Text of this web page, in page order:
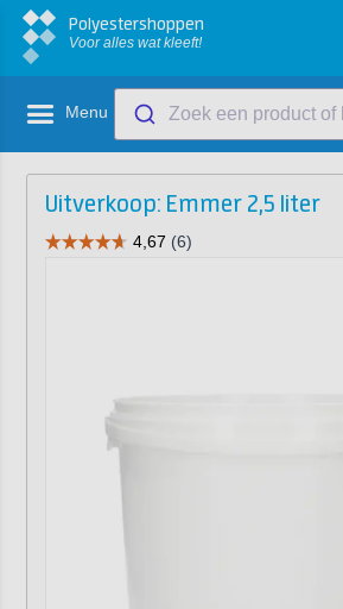
Polyestershoppen
Voor alles wat kleeft!
Menu Zoek een product of
Uitverkoop: Emmer 2,5 liter